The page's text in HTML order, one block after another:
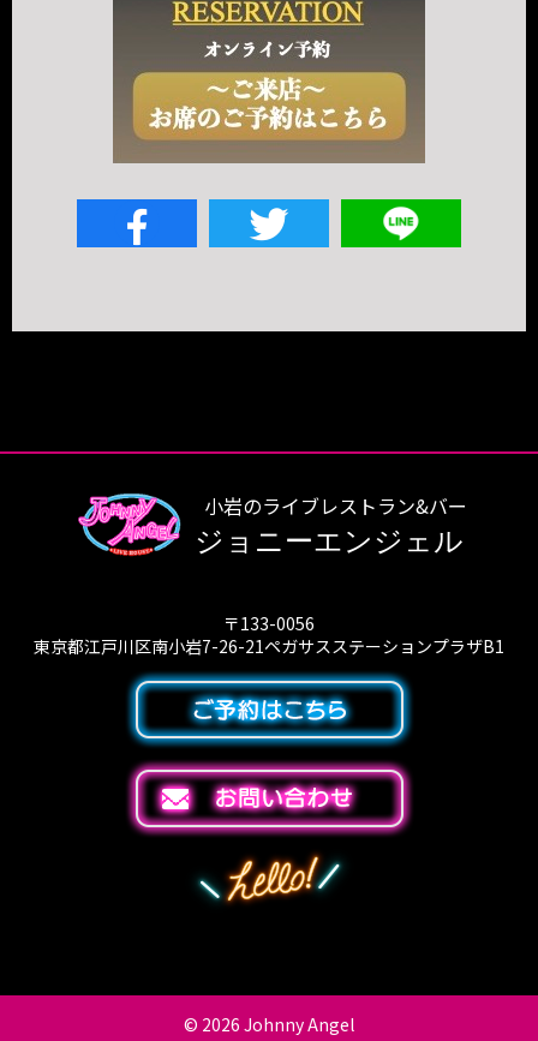
小岩のライブレストラン&バー
ジョニーエンジェル
〒133-0056
東京都江戸川区南小岩7-26-21ペガサスステーションプラザB1
© 2026 Johnny Angel